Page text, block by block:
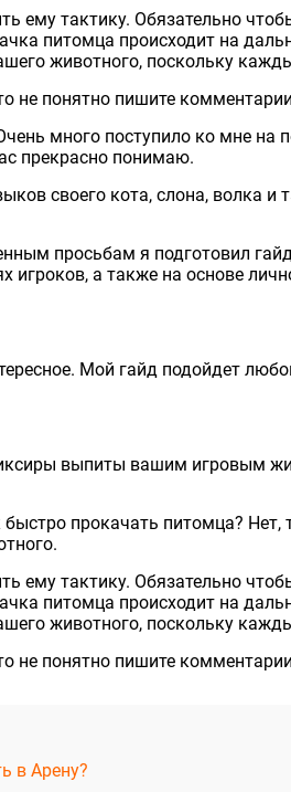
ему тактику. Обязательно
питомца происходит на
животного, поскольку
не понятно пишите
много поступило ко мне на
прекрасно понимаю.
своего кота, слона, волка
просьбам я подготовил
игроков, а также на основе
Мой гайд подойдет
выпиты вашим игровым
быстро прокачать питомца?
ему тактику. Обязательно
питомца происходит на
животного, поскольку
не понятно пишите
в Арену?